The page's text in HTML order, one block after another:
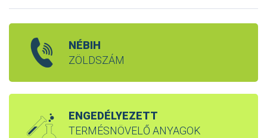
NÉBIH
ZÖLDSZÁM
ENGEDÉLYEZETT
TERMÉSNÖVELŐ ANYAGOK